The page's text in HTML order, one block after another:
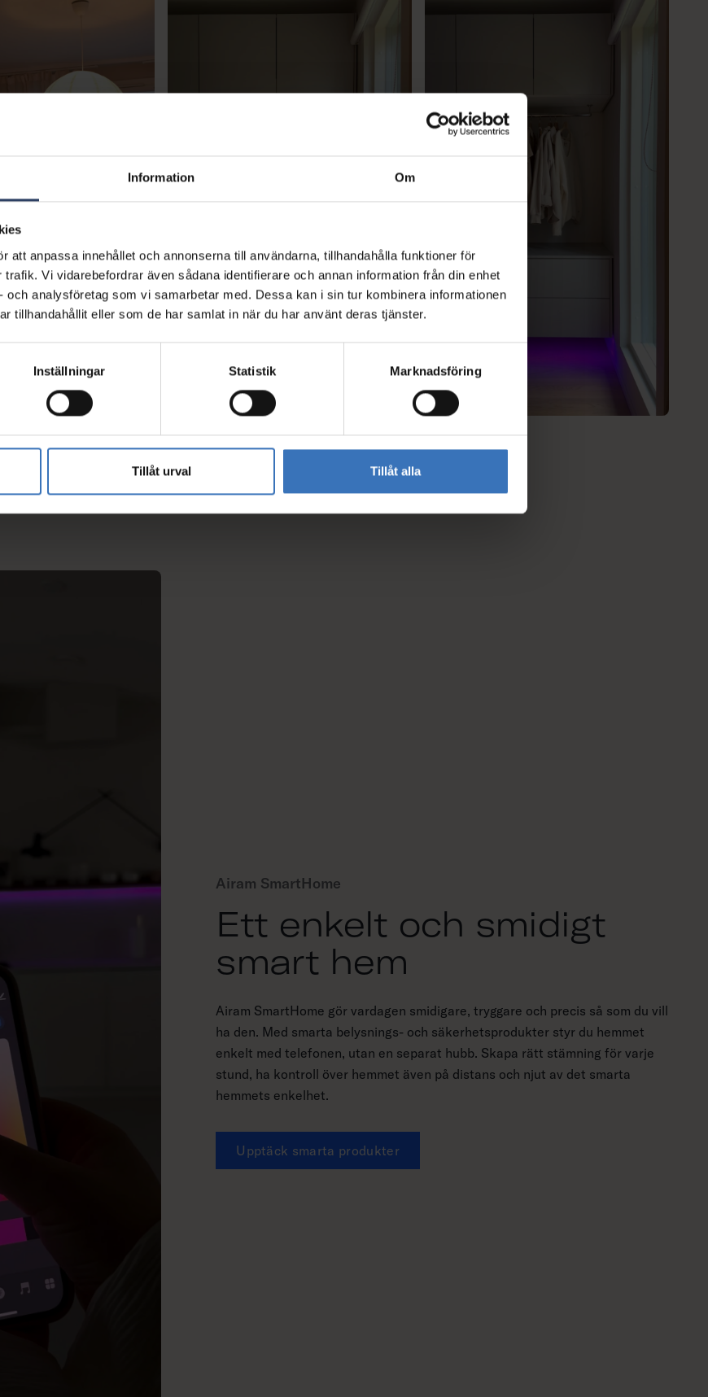
Information Om
att anpassa innehållet och annonserna till användarna, tillhandahålla funktioner för
Vi vidarebefordrar även sådana identifierare och annan information från din enhet
och analysföretag som vi samarbetar med. Dessa kan i sin tur kombinera informationen
tillhandahållit eller som de har samlat in när du har använt deras tjänster.
Inställningar Statistik Marknadsföring
Tillåt urval Tillåt alla
Airam SmartHome
Ett enkelt och smidigt
smart hem
Airam SmartHome gör vardagen smidigare, tryggare och precis så som du vill
ha den. Med smarta belysnings- och säkerhetsprodukter styr du hemmet
enkelt med telefonen, utan en separat hubb. Skapa rätt stämning för varje
stund, ha kontroll över hemmet även på distans och njut av det smarta
hemmets enkelhet.
Upptäck smarta produkter